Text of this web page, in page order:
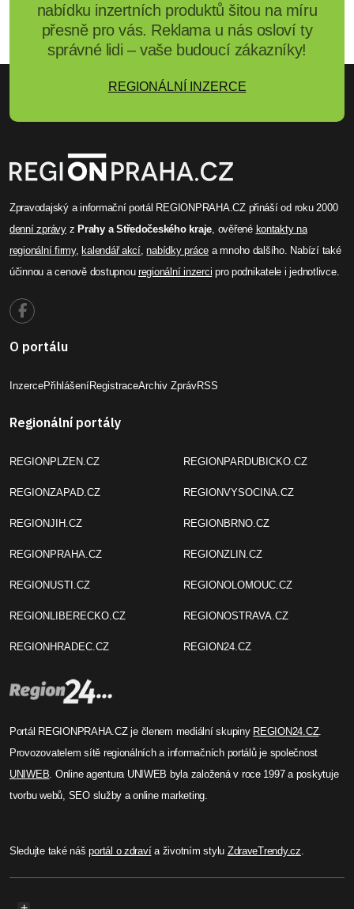
nabídku inzertních produktů šitou na míru
přesně pro vás. Reklama u nás osloví ty
správné lidi – vaše budoucí zákazníky!
REGIONÁLNÍ INZERCE
Zpravodajský a informační portál REGIONPRAHA.CZ přináší od roku 2000
denní zprávyzPrahy a Středočeského kraje , ověřené kontakty na
regionální firmy,kalendář akcí,nabídky práce a mnoho dalšího. Nabízí také
účinnou a cenově dostupnou regionální inzerci pro podnikatele i jednotlivce.
O portálu
InzercePřihlášeníRegistraceArchiv ZprávRSS
Regionální portály
REGIONPLZEN.CZ
REGIONZAPAD.CZ
REGIONJIH.CZ
REGIONPRAHA.CZ
REGIONUSTI.CZ
REGIONLIBERECKO.CZ
REGIONHRADEC.CZ
REGIONPARDUBICKO.CZ
REGIONVYSOCINA.CZ
REGIONBRNO.CZ
REGIONZLIN.CZ
REGIONOLOMOUC.CZ
REGIONOSTRAVA.CZ
REGION24.CZ
Portál REGIONPRAHA.CZ je členem mediální skupiny REGION24.CZ.
Provozovatelem sítě regionálních a informačních portálů je společnost
UNIWEB . Online agentura UNIWEB byla založená v roce 1997 a poskytuje
tvorbu webů, SEO služby a online marketing.
Sledujte také nášportál o zdravía životním stylu ZdraveTrendy.cz